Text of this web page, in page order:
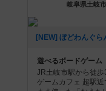
岐阜県土岐
遊べるボードゲーム
JR土岐市駅から徒
ゲームカフェ 超駅